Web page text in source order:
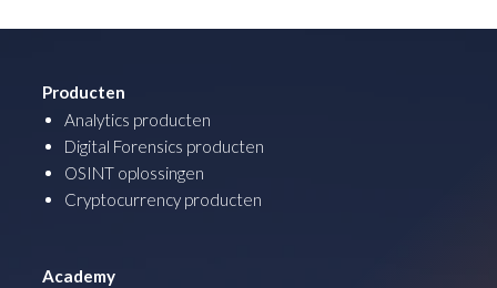
Producten
Analytics producten
Digital Forensics producten
OSINT oplossingen
Cryptocurrency producten
Academy